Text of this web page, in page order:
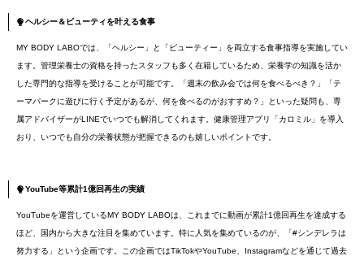
ヘルシー＆ビューティを叶える食事
MY BODY LABOでは、「ヘルシー」と「ビューティー」を両立する食事指導を実施してい
ます。管理栄養士の資格を持ったスタッフも多く在籍しているため、栄養学の知識を活か
した専門的な指導を受けることが可能です。「週末の飲み会では何を食べるべき？」「テ
ーマパークに遊びに行く予定があるが、何を食べるのがおすすめ？」といった疑問も、専
属アドバイザーがLINEでいつでも解消してくれます。健康管理アプリ「カロミル」を導入
おり、いつでも自分の栄養状態が把握できるのも嬉しいポイントです。
YouTube等累計1億回再生の実績
YouTubeを運営しているMY BODY LABOは、これまでに動画が累計1億回再生を達成する
ほど、国内から大きな注目を集めています。特に人気を集めているのが、「#シンデレラは
努力する」という企画です。この企画ではTikTokやYouTube、Instagramなどを通じて過去